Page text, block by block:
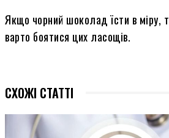
Якщо чорний шоколад їсти в міру,
варто боятися цих ласощів.
СХОЖІ СТАТТІ